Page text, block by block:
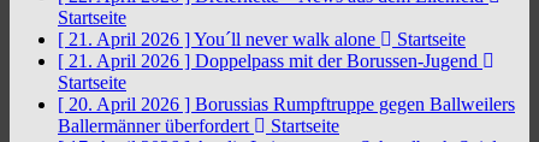
Startseite
[ 21. April 2026 ]You´ll never walk alone
Startseite
[ 21. April 2026 ] Doppelpass mit der Borussen-Jugend
Startseite
[ 20. April 2026 ] Borussias Rumpftruppe gegen Ballweilers
Ballermänner überfordert
Startseite